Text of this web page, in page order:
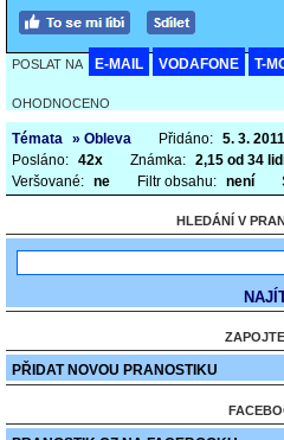
POSLAT NA E-MAIL VODAFONE T-
OHODNOCENO
Témata » Obleva Přidáno: 5. 3.
Posláno: 42x Známka: 2,15 od 34
Veršované: ne Filtr obsahu: není
HLEDÁNÍ V
PŘIDAT NOVOU PRANOSTIKU